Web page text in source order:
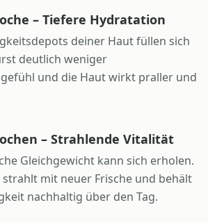
– Tiefere Hydratation
deiner Haut füllen sich
deutlich weniger
und die Haut wirkt praller und
– Strahlende Vitalität
Gleichgewicht kann sich erholen.
strahlt mit neuer Frische und behält
nachhaltig über den Tag.